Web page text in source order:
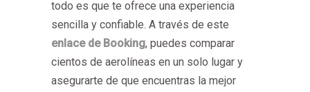
todo es que te ofrece una experiencia
sencilla y confiable. A través de este
enlace de Booking, puedes comparar
cientos de aerolíneas en un solo lugar y
asegurarte de que encuentras la mejor